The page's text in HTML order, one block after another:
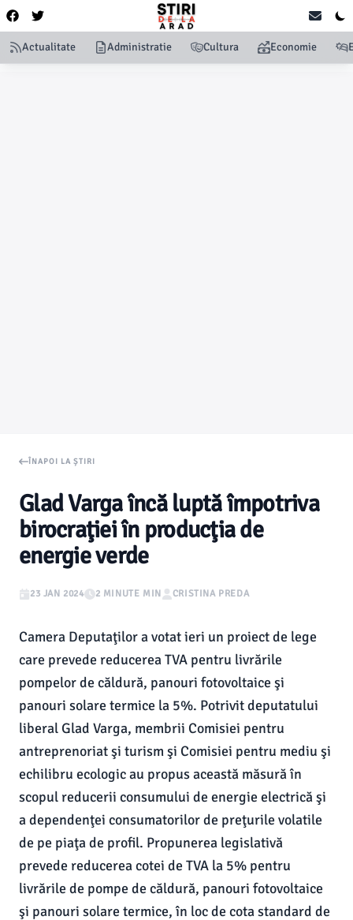
Actualitate Administratie Cultura Economie
ÎNAPOI LA ȘTIRI
Glad Varga încă luptă împotriva
birocraţiei în producţia de
energie verde
23 JAN 2024 2 MINUTE MIN CRISTINA PREDA
Camera Deputaţilor a votat ieri un proiect de lege
care prevede reducerea TVA pentru livrările
pompelor de căldură, panouri fotovoltaice şi
panouri solare termice la 5%. Potrivit deputatului
liberal Glad Varga, membrii Comisiei pentru
antreprenoriat şi turism şi Comisiei pentru mediu şi
echilibru ecologic au propus această măsură în
scopul reducerii consumului de energie electrică şi
a dependenţei consumatorilor de preţurile volatile
de pe piaţa de profil. Propunerea legislativă
prevede reducerea cotei de TVA la 5% pentru
livrările de pompe de căldură, panouri fotovoltaice
şi panouri solare termice, în loc de cota standard de